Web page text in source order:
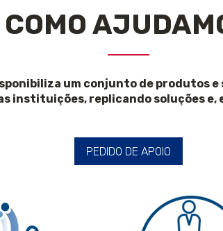
COMO
um conjunto de
instituições, replicando soluções e,
PEDIDO DE APOIO